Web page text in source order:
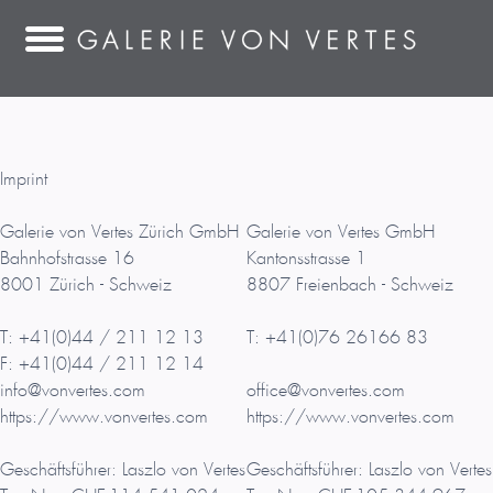
Imprint
Galerie von Vertes Zürich GmbH
Bahnhofstrasse 16
8001 Zürich - Schweiz
T: +41(0)44 / 211 12 13
F: +41(0)44 / 211 12 14
info@vonvertes.com
https://www.vonvertes.com
Geschäftsführer: Laszlo von Vertes
Galerie von Vertes GmbH
Kantonsstrasse 1
8807 Freienbach - Schweiz
T: +41(0)76 26166 83
office@vonvertes.com
https://www.vonvertes.com
Geschäftsführer: Laszlo von Vertes